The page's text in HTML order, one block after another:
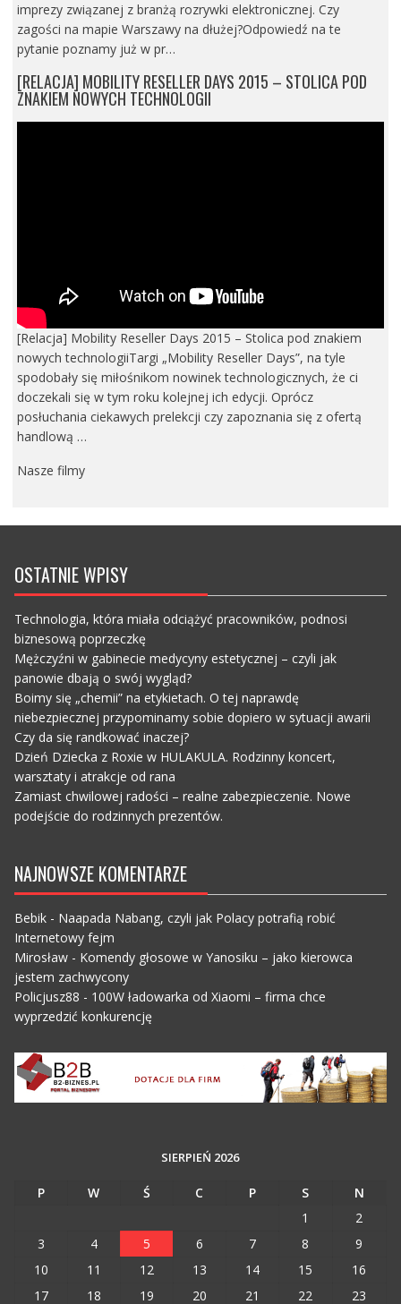
imprezy związanej z branżą rozrywki elektronicznej. Czy
zagości na mapie Warszawy na dłużej?Odpowiedź na te
pytanie poznamy już w pr…
[RELACJA] MOBILITY RESELLER DAYS 2015 – STOLICA POD
ZNAKIEM NOWYCH TECHNOLOGII
[Relacja] Mobility Reseller Days 2015 – Stolica pod znakiem
nowych technologiiTargi „Mobility Reseller Days”, na tyle
spodobały się miłośnikom nowinek technologicznych, że ci
doczekali się w tym roku kolejnej ich edycji. Oprócz
posłuchania ciekawych prelekcji czy zapoznania się z ofertą
handlową …
Nasze filmy
OSTATNIE WPISY
Technologia, która miała odciążyć pracowników, podnosi
biznesową poprzeczkę
Mężczyźni w gabinecie medycyny estetycznej – czyli jak
panowie dbają o swój wygląd?
Boimy się „chemii” na etykietach. O tej naprawdę
niebezpiecznej przypominamy sobie dopiero w sytuacji awarii
Czy da się randkować inaczej?
Dzień Dziecka z Roxie w HULAKULA. Rodzinny koncert,
warsztaty i atrakcje od rana
Zamiast chwilowej radości – realne zabezpieczenie. Nowe
podejście do rodzinnych prezentów.
NAJNOWSZE KOMENTARZE
Bebik- Naapada Nabang, czyli jak Polacy potrafią robić
Internetowy fejm
Mirosław- Komendy głosowe w Yanosiku – jako kierowca
jestem zachwycony
Policjusz88 - 100W ładowarka od Xiaomi – firma chce
wyprzedzić konkurencję
SIERPIEŃ 2026
P W Ś C P S
N
1
2
3
4 5 6 7 8
9
10
11 12 13 14 15
16
17
18 19 20 21 22 23